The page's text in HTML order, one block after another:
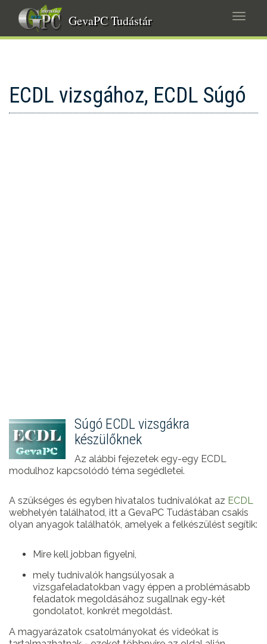
tartalomra
GevaPC Tudástár
ECDL vizsgához, ECDL Súgó
Súgó ECDL vizsgákra
készülőknek
Az alábbi fejezetek egy-egy ECDL
modulhoz kapcsolódó téma segédletei.
A szükséges és egyben hivatalos tudnivalókat az ECDL
webhelyén találhatod, itt a GevaPC Tudástában csakis
olyan anyagok találhatók, amelyek a felkészülést segítik:
Mire kell jobban figyelni,
mely tudnivalók hangsúlyosak a
vizsgafeladatokban vagy éppen a problémásabb
feladatok megoldásához sugallnak egy-két
gondolatot, konkrét megoldást.
A magyarázatok csatolmányokat és videókat is